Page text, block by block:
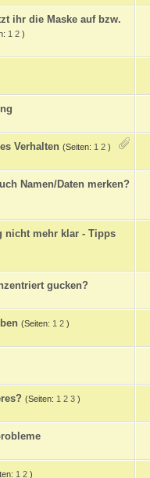
ihr die Maske auf bzw.
1 2 )
Verhalten (Seiten: 1 2 )
Namen/Daten merken?
nicht mehr klar - Tipps
gucken?
(Seiten: 1 2 )
(Seiten: 1 2 3 )
1 2 )